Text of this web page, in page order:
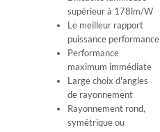
supérieur à 178lm/W
Le meilleur rapport
puissance performance
Performance
maximum immédiate
Large choix d'angles
de rayonnement
Rayonnement rond,
symétrique ou